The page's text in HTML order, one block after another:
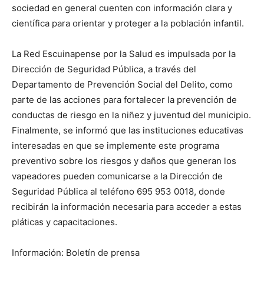
sociedad en general cuenten con información clara y
científica para orientar y proteger a la población infantil.
La Red Escuinapense por la Salud es impulsada por la
Dirección de Seguridad Pública, a través del
Departamento de Prevención Social del Delito, como
parte de las acciones para fortalecer la prevención de
conductas de riesgo en la niñez y juventud del municipio.
Finalmente, se informó que las instituciones educativas
interesadas en que se implemente este programa
preventivo sobre los riesgos y daños que generan los
vapeadores pueden comunicarse a la Dirección de
Seguridad Pública al teléfono 695 953 0018, donde
recibirán la información necesaria para acceder a estas
pláticas y capacitaciones.
Información: Boletín de prensa